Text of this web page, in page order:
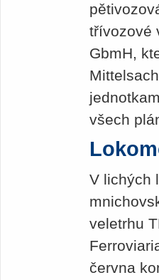
třívozové
GbmH,
všech
V lichých
veletrhu
června